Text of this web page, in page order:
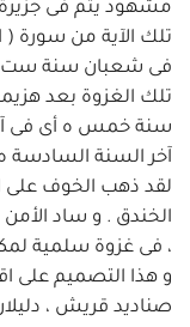
مشهود يتم فى
تلك الغزوة بعد
آخر السنة السادسة ه ،
لقد ذهب الخوف
الخندق . و ساد
، فى غزوة سلمية
و هذا التصميم على
صناديد قريش ،